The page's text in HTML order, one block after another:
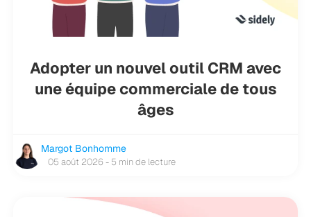
Adopter un nouvel outil CRM avec
une équipe commerciale de tous
âges
Margot Bonhomme
05 août 2026 - 5 min de lecture